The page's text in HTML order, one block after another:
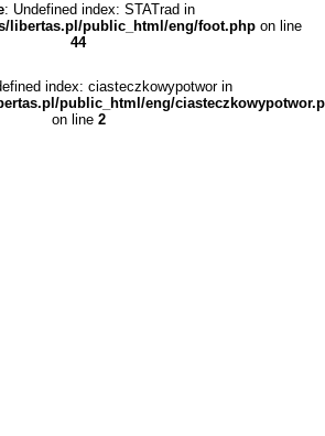
: Undefined index: STATrad in
libertas.pl/public_html/eng/foot.php on line
44
index: ciasteczkowypotwor in
public_html/eng/
on line 2